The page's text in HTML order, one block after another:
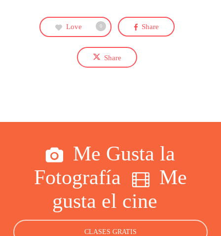
Love 0 Share
Share
Me Gusta la
Fotografía
Me
gusta el cine
CLASES GRATIS